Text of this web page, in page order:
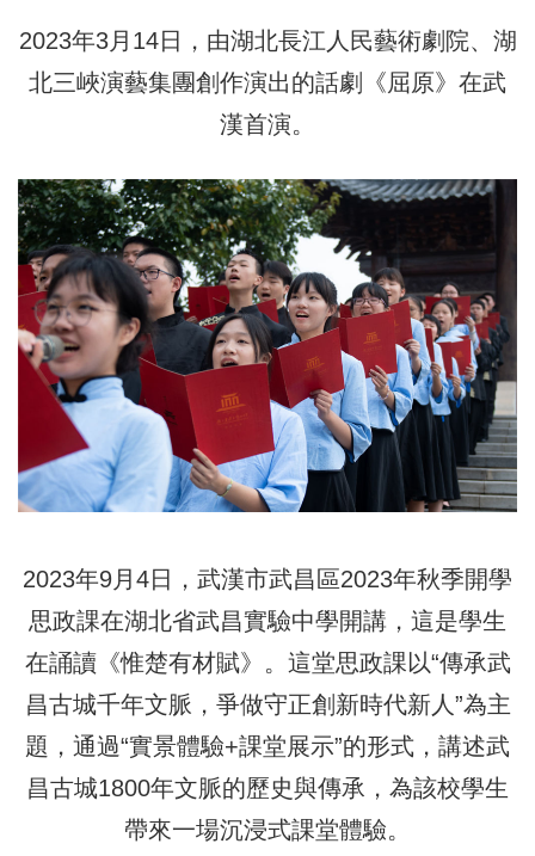
2023年3月14日，由湖北長江人民藝術劇院、湖
北三峽演藝集團創作演出的話劇《屈原》在武
漢首演。
2023年9月4日，武漢市武昌區2023年秋季開學
思政課在湖北省武昌實驗中學開講，這是學生
在誦讀《惟楚有材賦》。這堂思政課以“傳承武
昌古城千年文脈，爭做守正創新時代新人”為主
題，通過“實景體驗+課堂展示”的形式，講述武
昌古城1800年文脈的歷史與傳承，為該校學生
帶來一場沉浸式課堂體驗。